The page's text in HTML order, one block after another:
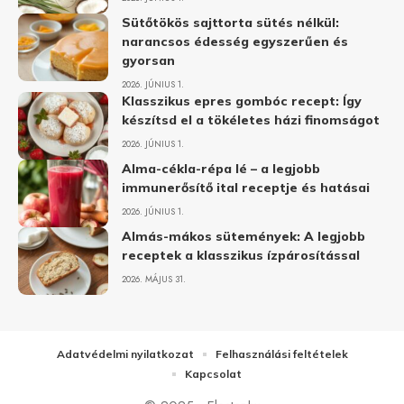
Sütőtökös sajttorta sütés nélkül:
narancsos édesség egyszerűen és
gyorsan
2026. JÚNIUS 1.
Klasszikus epres gombóc recept: Így
készítsd el a tökéletes házi finomságot
2026. JÚNIUS 1.
Alma-cékla-répa lé – a legjobb
immunerősítő ital receptje és hatásai
2026. JÚNIUS 1.
Almás-mákos sütemények: A legjobb
receptek a klasszikus ízpárosítással
2026. MÁJUS 31.
Adatvédelmi nyilatkozat
Felhasználási feltételek
Kapcsolat